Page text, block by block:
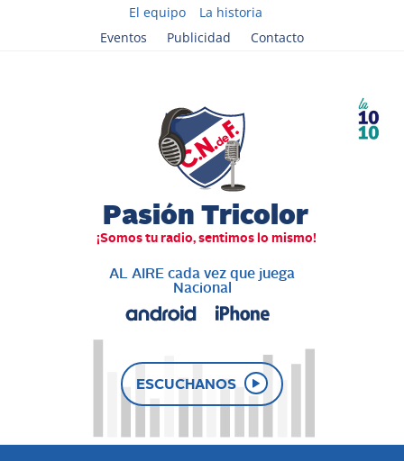
El equipo
La historia
Eventos
Publicidad Contacto
AL AIRE cada vez que juega
Nacional
ESCUCHANOS